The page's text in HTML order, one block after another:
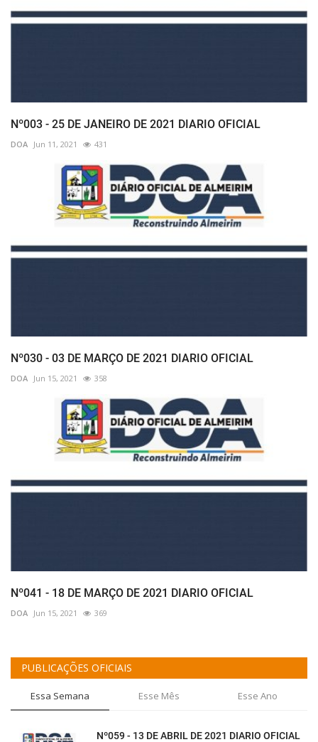
Nº003 - 25 DE JANEIRO DE 2021 DIARIO OFICIAL
DOA Jun 11, 2021 431
Nº030 - 03 DE MARÇO DE 2021 DIARIO OFICIAL
DOA Jun 15, 2021 358
Nº041 - 18 DE MARÇO DE 2021 DIARIO OFICIAL
DOA Jun 15, 2021 369
PUBLICAÇÕES OFICIAIS
Essa Semana Esse Mês Esse Ano
Nº059 - 13 DE ABRIL DE 2021 DIARIO OFICIAL